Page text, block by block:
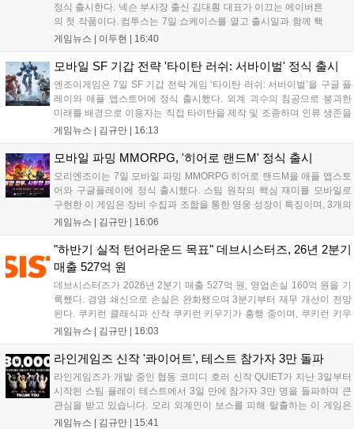
정식 출시한다. 넥슨 부사장 출신 김대훤 대표가 이끄는 에이버튼
의 첫 작품이다. 컴투스는 7일 쇼케이스를 열고 출시일과 함께 핵
심 콘텐츠, 유료화 정책, 운영 방향을 공개했다. 캐릭터명 선점은
의 오만으로 균열이...
게임뉴스 | 이두현 16:40
모바일 SF 기갑 전략 '타이탄 러쉬: 서바이벌' 정식 출시
엔조이게임은 7일 SF 기갑 전략 게임 ‘타이탄 러쉬: 서바이벌’을 구글 플
레이와 애플 앱스토어에 정식 출시했다. 외계 괴수의 침공으로 붕괴한
미래를 배경으로 이용자는 직접 타이탄을 제작 및 조종하며 인류 생존을
위한 전투를 펼친다. 지휘관 모집, 피난처 운영, 연맹 협동 콘텐츠가 특징
지원 보상을 제공한다. 상세 내용은 공식 커뮤니티에서 확인 가능하다....
게임뉴스 | 김규만 16:13
모바일 파밍 MMORPG, '히어로 랜드M' 정식 출시
오리엔조이는 7일 모바일 파밍 MMORPG 히어로 랜드M을 애플 앱스토
어와 구글플레이에 정식 출시했다. 스팀 원작의 핵심 재미를 모바일로
구현한 이 게임은 장비 수집과 조합을 통한 영웅 성장이 특징이며, 3개의
무기 스킬을 활용한 전략적 전투와 길드전 등 다양한 콘텐츠를 제공한
혜택을 지급하며, 상세 내용은 공식 라운지에서 확인할 수 있다. 이용자
는 게임 접속 및 주요 콘텐츠 플레이를 통해 성장을 지원받을 수 있다....
게임뉴스 | 김규만 16:06
"하반기 실적 턴어라운드 목표" 데브시스터즈, 26년 2분기
매출 527억 원
데브시스터즈가 2026년 2분기 매출 527억 원, 영업손실 160억 원을 기
록했다. 경영 쇄신으로 손실은 완화됐으며 3분기부터 재무 개선이 전망
된다. 쿠키런 클래식과 신작 쿠키런 키우기가 흥행 중이며, 쿠키런 키우
기는 13일 첫 업데이트를 시작으로 2주 간격의 콘텐츠를 제공한다. 또한
이다. 회사는 비용 효율화와 신작 흥행을 통해 하반기 실적 턴어라운드
를 이끌 방침이다....
게임뉴스 | 김규만 16:03
라인게임즈 신작 '콰이어트', 테스트 참가자 3만 돌파
라인게임즈가 개발 중인 협동 코미디 호러 신작 QUIET가 지난 3일부터
시작된 스팀 플레이 테스트에서 3일 만에 참가자 3만 명을 돌파하며 큰
관심을 받고 있습니다. 오리 외계인이 보스를 피해 탈출하는 이 게임은
최대 4인 협동을 지원하며, 소음 관리와 물리 법칙을 활용한 전략적 플레
게임뉴스 | 김규만 15:41